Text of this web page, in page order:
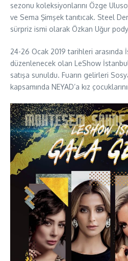
sezonu koleksiyonlarını Özge
ve Sema Şimşek tanıtıcak. Steel
sürpriz ismi olarak Özkan Uğur
24-26 Ocak 2019 tarihleri arasında
düzenlenecek olan LeShow
satışa sunuldu. Fuarın gelirleri
kapsamında NEYAD’a kız